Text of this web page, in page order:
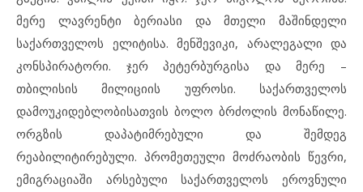
მერე ლავრენტი ბერიასი და მთელი მაშინდელი
საქართველოს ელიტისა. მენშევიკი, არალეგალი და
კონსპირატორი. ჯერ პეტერბურგისა და მერე –
თბილისის მილიციის უფროსი. საქართველოს
დამოუკიდებლობისათვის ბოლო ბრძოლის მონაწილე.
ორგზის დაპატიმრებული და შემდეგ
რეაბილიტირებული. პრომეთეული მოძრაობის წევრი,
ემიგრაციაში არსებული საქართველოს ეროვნული